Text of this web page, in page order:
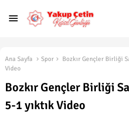
Ana Sayfa Spor
Bozkır Gençler Birliği
Video
Bozkır Gençler Birliği
5-1 yıktık Video